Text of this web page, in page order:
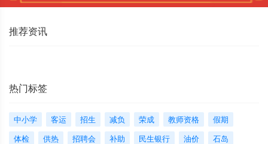
推荐资讯
热门标签
中小学 客运 招生 减负 荣成 教师资格
假期
体检
供热 招聘会 补助 民生银行 油价
石岛